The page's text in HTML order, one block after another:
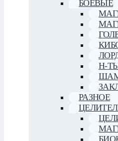
БОЕВЫЕ
Н-
РАЗНОЕ